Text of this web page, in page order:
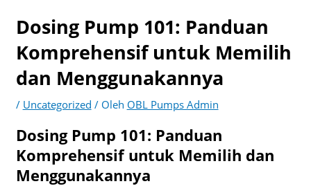
Dosing Pump 101: Panduan
Komprehensif untuk Memilih
dan Menggunakannya
/ Uncategorized / Oleh OBL Pumps Admin
Dosing Pump 101: Panduan
Komprehensif untuk Memilih dan
Menggunakannya